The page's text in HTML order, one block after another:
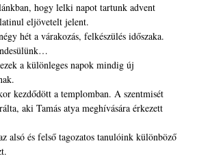
hogy lelki napot tartunk advent
eljövetelt jelent.
hét a várakozás, felkészülés időszaka.
a különleges napok mindig új
kezdődött a templomban. A szentmisét
aki Tamás atya meghívására érkezett
alsó és felső tagozatos tanulóink különböző